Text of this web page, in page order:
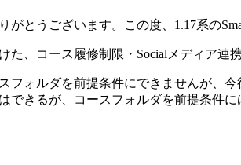
がとうございます。この度、1.17系の
、コース履修制限・Socialメディア連
フォルダを前提条件にできませんが、今
できるが、コースフォルダを前提条件に